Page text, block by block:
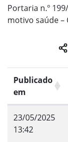
Portaria n.º
motivo saúde –
Publicado
em
23/05/2025
13:42